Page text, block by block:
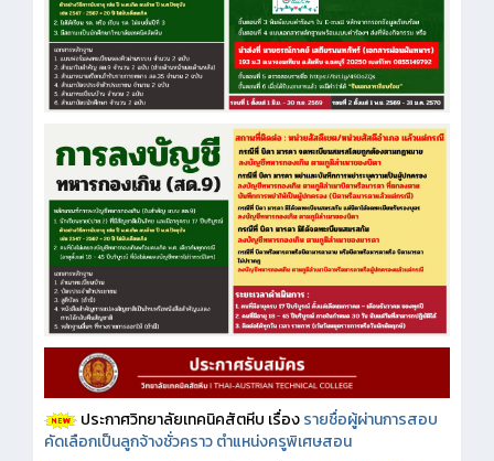
ประกาศวิทยาลัยเทคนิคสัตหีบ เรื่องรายชื่อผู้ผ่านการสอบ
คัดเลือกเป็นลูกจ้างชั่วคราว ตำแหน่งครูพิเศษสอน